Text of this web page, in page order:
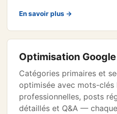
En savoir plus →
Optimisation
Catégories primaires et
optimisée avec mots-
professionnelles, posts
détaillés et Q&A —